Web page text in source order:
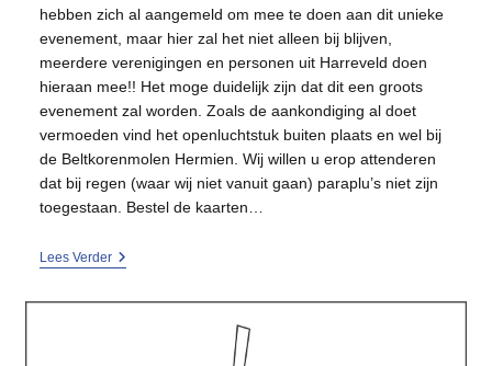
hebben zich al aangemeld om mee te doen aan dit unieke
evenement, maar hier zal het niet alleen bij blijven,
meerdere verenigingen en personen uit Harreveld doen
hieraan mee!! Het moge duidelijk zijn dat dit een groots
evenement zal worden. Zoals de aankondiging al doet
vermoeden vind het openluchtstuk buiten plaats en wel bij
de Beltkorenmolen Hermien. Wij willen u erop attenderen
dat bij regen (waar wij niet vanuit gaan) paraplu’s niet zijn
toegestaan. Bestel de kaarten…
Lees VerderOpenluchtstuk